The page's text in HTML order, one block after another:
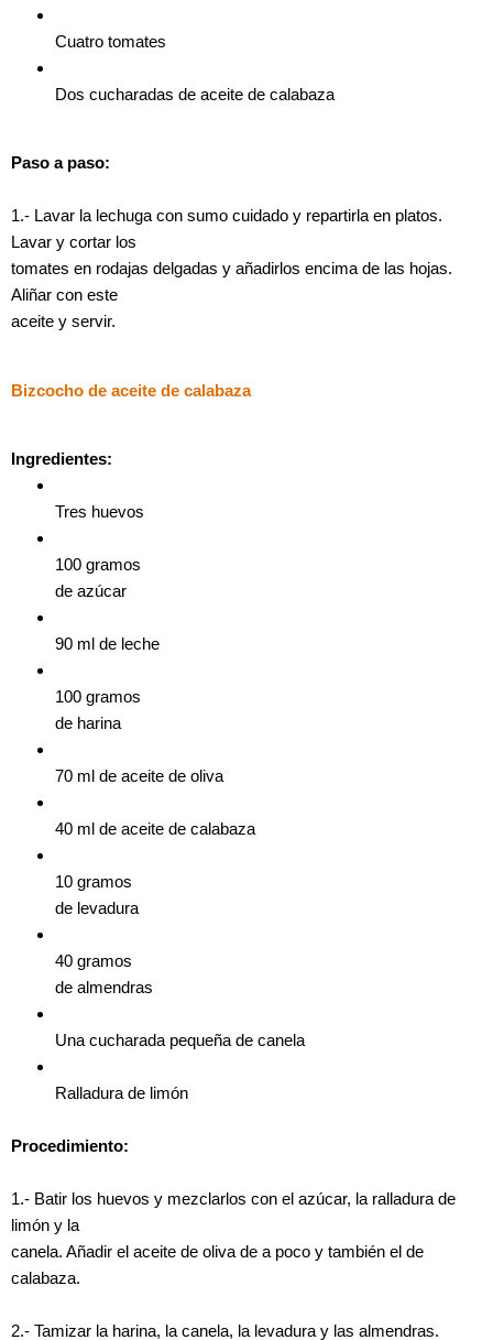
Cuatro tomates
Dos cucharadas de aceite de calabaza
Paso a paso:
1.- Lavar la lechuga con sumo cuidado y repartirla en platos.
Lavar y cortar los
tomates en rodajas delgadas y añadirlos encima de las hojas.
Aliñar con este
aceite y servir.
Bizcocho de aceite de calabaza
Ingredientes:
Tres huevos
100 gramos
de azúcar
90 ml de leche
100 gramos
de harina
70 ml de aceite de oliva
40 ml de aceite de calabaza
10 gramos
de levadura
40 gramos
de almendras
Una cucharada pequeña de canela
Ralladura de limón
Procedimiento:
1.- Batir los huevos y mezclarlos con el azúcar, la ralladura de
limón y la
canela. Añadir el aceite de oliva de a poco y también el de
calabaza.
2.- Tamizar la harina, la canela, la levadura y las almendras.